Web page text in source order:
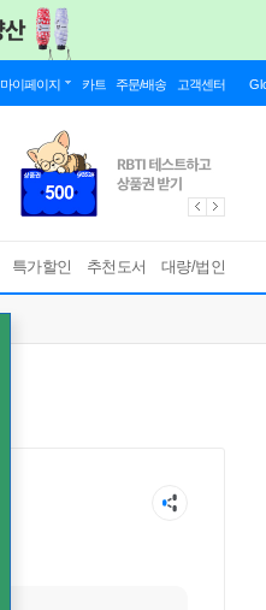
마이페이지 카트 주문/배송 고객센터
특가할인 추천도서 대량/법인